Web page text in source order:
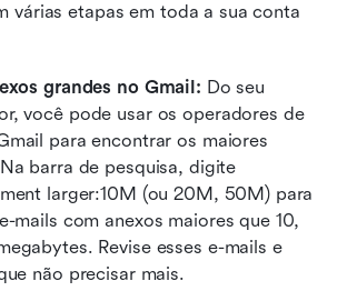
várias etapas em toda a sua conta
grandes no Gmail: Do seu
você pode usar os operadores de
para encontrar os maiores
barra de pesquisa, digite
larger:10M (ou 20M, 50M) para
mails com anexos maiores que 10,
Revise esses e-mails e
não precisar mais.